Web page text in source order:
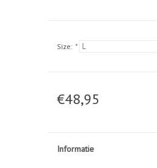
Size: *
€48,95
Informatie